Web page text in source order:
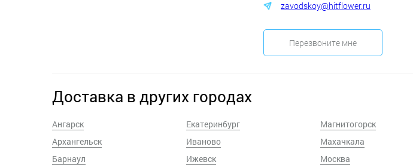
zavodskoy@hitflower.ru
Перезвоните мне
Доставка в других городах
Ангарск
Архангельск
Барнаул
Екатеринбург
Иваново
Ижевск
Магнитогорск
Махачкала
Москва